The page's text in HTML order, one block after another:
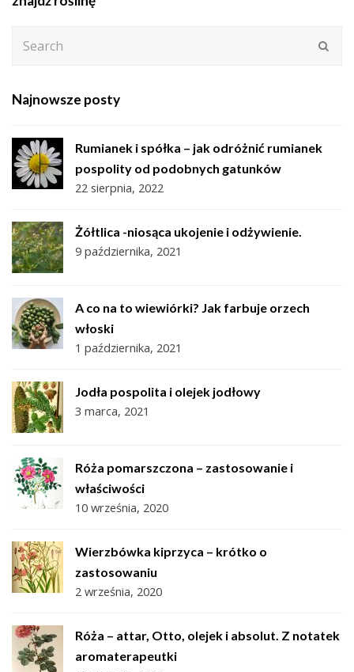
Najnowsze posty
Rumianek i spółka – jak odróżnić rumianek
pospolity od podobnych gatunków
22 sierpnia, 2022
Żółtlica -niosąca ukojenie i odżywienie.
9 października, 2021
A co na to wiewiórki? Jak farbuje orzech
włoski
1 października, 2021
Jodła pospolita i olejek jodłowy
3 marca, 2021
Róża pomarszczona – zastosowanie i
właściwości
10 września, 2020
Wierzbówka kiprzyca – krótko o
zastosowaniu
2 września, 2020
Róża – attar, Otto, olejek i absolut. Z notatek
aromaterapeutki